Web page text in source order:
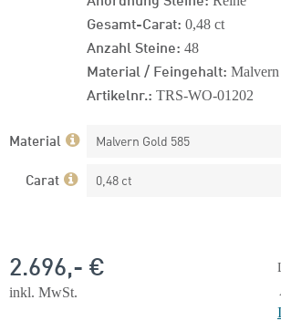
Gesamt-Carat: 0,48 ct
Anzahl Steine: 48
Material / Feingehalt:
Artikelnr.: TRS-WO-01202
Material Malvern Gold 585
Carat 0,48 ct
2.696,- €
inkl. MwSt.